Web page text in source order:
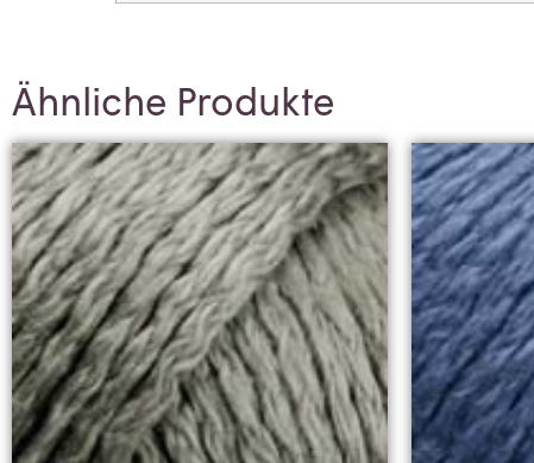
Ähnliche Produkte